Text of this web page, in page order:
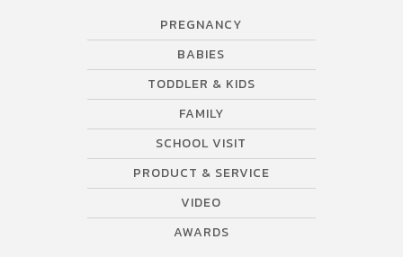
PREGNANCY
BABIES
TODDLER & KIDS
FAMILY
SCHOOL VISIT
PRODUCT & SERVICE
VIDEO
AWARDS